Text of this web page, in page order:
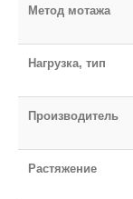
Метод мотажа
Нагрузка, тип
Производитель
Растяжение